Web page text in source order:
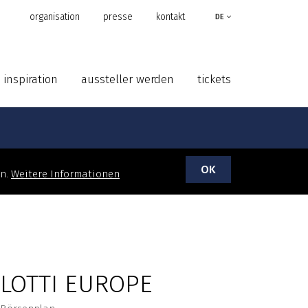
organisation presse kontakt DE
inspiration aussteller werden tickets
Weitere Informationen OK
EUROPE